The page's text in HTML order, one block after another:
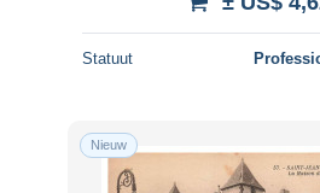
Statuut
Nieuw